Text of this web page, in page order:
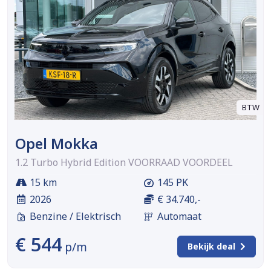
BTW
Opel Mokka
1.2 Turbo Hybrid Edition VOORRAAD VOORDEEL
15 km
2026
Benzine / Elektrisch
145 PK
€ 34.740,-
Automaat
€ 544 p/m Bekijk deal